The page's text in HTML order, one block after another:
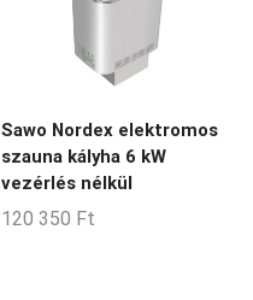
Sawo Nordex elektromos
szauna kályha 6 kW
vezérlés nélkül
120 350 Ft